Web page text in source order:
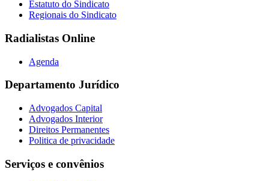
Estatuto do Sindicato
Regionais do Sindicato
Radialistas Online
Agenda
Departamento Jurídico
Advogados Capital
Advogados Interior
Direitos Permanentes
Politica de privacidade
Serviços e convênios